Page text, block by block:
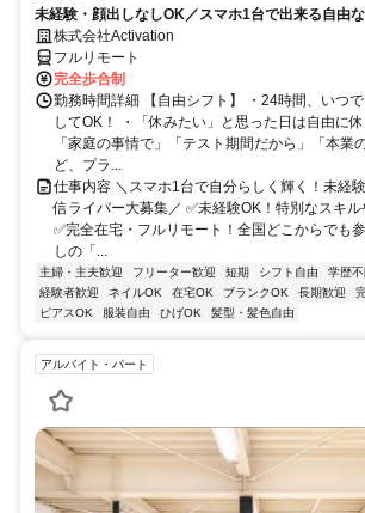
未経験・顔出しなしOK／スマホ1台で出来る自由な
株式会社Activation
フルリモート
完全歩合制
勤務時間詳細 【自由シフト】 ・24時間、いつ
してOK！ ・「休みたい」と思った日は自由に
「家庭の事情で」「テスト期間だから」「本業
ど、プラ...
仕事内容 ＼スマホ1台で自分らしく輝く！未経
信ライバー大募集／ ✅未経験OK！特別なスキル
✅完全在宅・フルリモート！全国どこからでも
しの「...
主婦・主夫歓迎 フリーター歓迎 短期 シフト自由 学歴不
経験者歓迎
ネイルOK 在宅OK ブランクOK 長期歓迎
ピアスOK
服装自由 ひげOK 髪型・髪色自由
アルバイト・パート